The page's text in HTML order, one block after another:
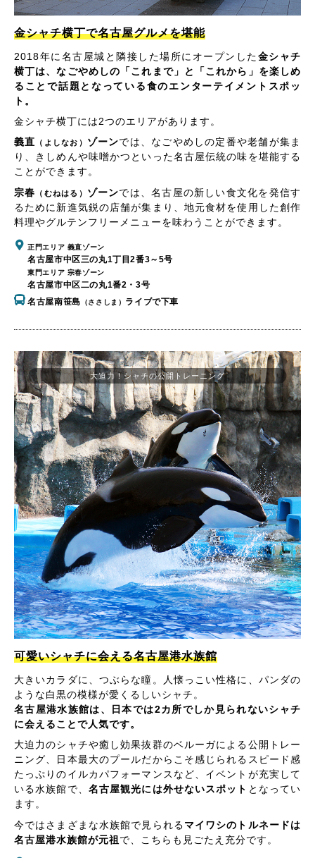
金シャチ横丁で名古屋グルメを堪能
2018年に名古屋城と隣接した場所にオープンした金シャチ
横丁は、なごやめしの「これまで」と「これから」を楽しめ
ることで話題となっている食のエンターテイメントスポッ
ト。
金シャチ横丁には2つのエリアがあります。
義直
（よしなお） ゾーンでは、なごやめしの定番や老舗が集ま
り、きしめんや味噌かつといった名古屋伝統の味を堪能する
ことができます。
宗春
（むねはる） ゾーンでは、名古屋の新しい食文化を発信す
るために新進気鋭の店舗が集まり、地元食材を使用した創作
料理やグルテンフリーメニューを味わうことができます。
正門エリア 義直ゾーン
名古屋市中区三の丸1丁目2番3～5号
東門エリア 宗春ゾーン
名古屋市中区二の丸1番2・3号
名古屋南笹島 （ささしま） ライブで下車
大迫力！シャチの公開トレーニング
可愛いシャチに会える名古屋港水族館
大きいカラダに、つぶらな瞳。人懐っこい性格に、パンダの
ような白黒の模様が愛くるしいシャチ。
名古屋港水族館は、日本では2カ所でしか見られないシャチ
に会えることで人気です。
大迫力のシャチや癒し効果抜群のベルーガによる公開トレー
ニング、日本最大のプールだからこそ感じられるスピード感
たっぷりのイルカパフォーマンスなど、イベントが充実して
いる水族館で、 名古屋観光には外せないスポット となってい
ます。
今ではさまざまな水族館で見られるマイワシのトルネードは
名古屋港水族館が元祖 で、こちらも見ごたえ充分です。